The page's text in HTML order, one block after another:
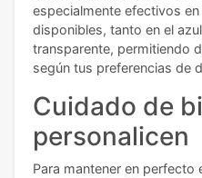
especialmente efectivos
disponibles, tanto en el
transparente, permitiendo
según tus preferencias de
Cuidado de
personalicen
Para mantener en